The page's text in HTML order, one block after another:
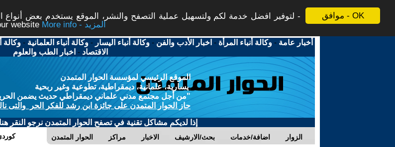
موافق - OK
لتوفير افضل خدمة لكم ولتسهيل عملية التصفح والنشر، الموقع يستخدم بعض أنواع
website
More info - المزيد
أخبار عامة -وكالة أنباء المرأة - اخبار الأدب والفن -وكالة أنباء اليسار -وكالة أنباء العلمانية -وكالة
الاقتصاد - اخبار الطب والعلوم
الموقع الرئيسي لمؤسسة الحوار المتمدن
يسارية، علمانية، ديمقراطية، تطوعية وغير ربحية
"من أجل مجتمع مدني علماني ديمقراطي حديث يضمن الحرية
حاز الحوار المتمدن على جائزة ابن رشد للفكر الحر والتى
إذا لديكم مشاكل تقنية في تصفح الحوار المتمدن نرجو النقر
الحوار المتمدن مراكز الاخبار بحث/الارشيف اضافة/خدمات الزوار